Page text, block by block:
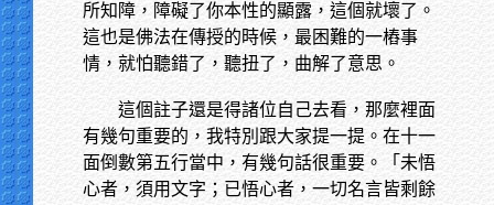
所知障，障礙了你本性的顯露，這個就壞了。
這也是佛法在傳授的時候，最困難的一樁事
情，就怕聽錯了，聽扭了，曲解了意思。
這個註子還是得諸位自己去看，那麼裡面
有幾句重要的，我特別跟大家提一提。在十一
面倒數第五行當中，有幾句話很重要。「未悟
心者，須用文字；已悟心者，一切名言皆剩餘